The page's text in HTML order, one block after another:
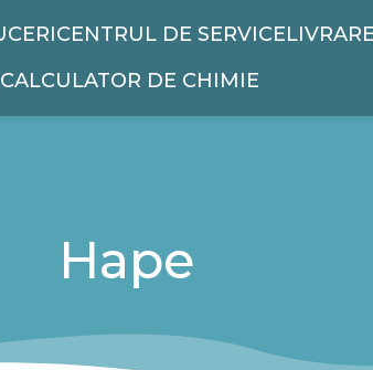
CENTRUL DE SERVICE
CALCULATOR DE CHIMIE
Hape